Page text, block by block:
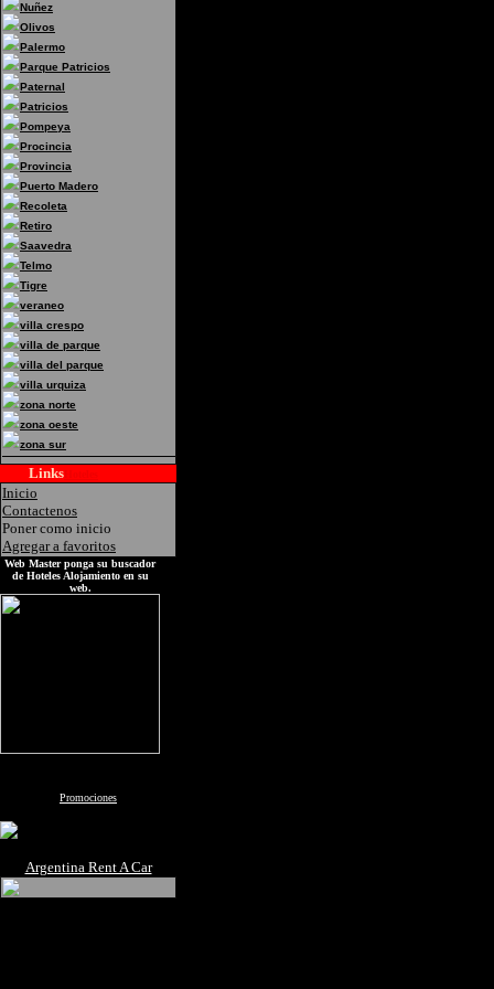
Nuñez
Olivos
Palermo
Parque Patricios
Paternal
Patricios
Pompeya
Procincia
Provincia
Puerto Madero
Recoleta
Retiro
Saavedra
Telmo
Tigre
veraneo
villa crespo
villa de parque
villa del parque
villa urquiza
zona norte
zona oeste
zona sur
Links
Inicio
Contactenos
Poner como inicio
Agregar a favoritos
Web Master ponga su buscador
de Hoteles Alojamiento en su
web.
Promociones
Argentina Rent A Car